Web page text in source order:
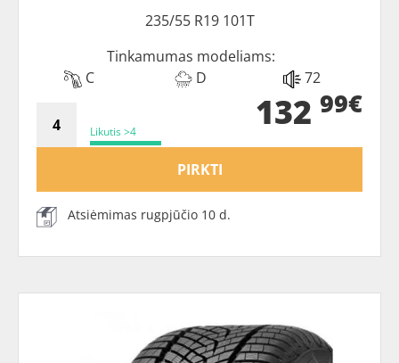
235/55 R19 101T
Tinkamumas modeliams:
C
D 72
Likutis >4 132 99€
PIRKTI
Atsiėmimas rugpjūčio 10 d.